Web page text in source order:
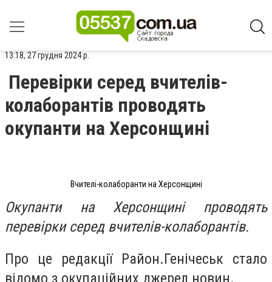
13:18, 27 грудня 2024 р.
Перевірки серед вчителів-
колаборантів проводять
окупанти на Херсонщині
Вчителі-колаборанти на Херсонщині
Окупанти на Херсонщині проводять
перевірки серед вчителів-колаборантів.
Про це редакції Район.Генічеськ стало
відомо з окупаційних джерел новин.